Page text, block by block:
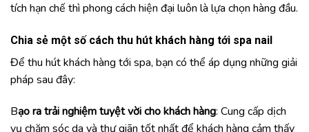
tích hạn chế thì phong cách hiện đại luôn là lựa chọn hàng đầu.
Chia sẻ một số cách thu hút khách hàng tới spa nail
Để thu hút khách hàng tới spa, bạn có thể áp dụng những giải
pháp sau đây:
Bạo ra trải nghiệm tuyệt vời cho khách hàng: Cung cấp dịch
vụ chăm sóc da và thư giãn tốt nhất để khách hàng cảm thấy